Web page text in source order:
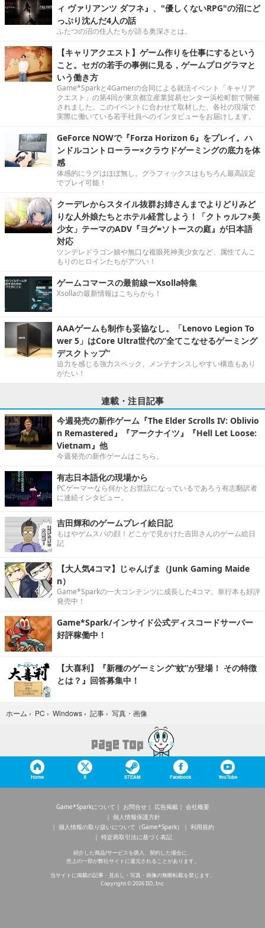
ィ ヴァリアンツ ダフネ』、"優しくないRPG"の沼にど
っぷり沈んだ4人の話
ふたつの沼の住人たちが語る奥深さとは。
【キャリアクエスト】ゲーム作りを仕事にするという
こと。セガの若手の事例に見る，ゲームプログラマと
いう働き方
Game*Sparkと4Gamerの合同による就活イベント「キャリア
クエスト」の第4回が東京都立産業貿易センター浜松町館で開催
されました。このイベントに合わせて取材した、各社の現場で
実際に働いている若手社員へのインタビューをお届けします。
GeForce NOWで『Forza Horizon 6』をプレイ。ハ
ンドルコントローラー×クラウドゲーミングの底力を体
感
体感的にラグはほぼ無し。グラフィックスはもちろん最高設定
でプレイ可能！
クーデレからスタイル抜群お姉さんまでよりどりみど
りな人外娘たちとホテル経営しよう！「クトゥルフ×美
少女」テーマのADV『ヨグ=ソトースの庭』が日本語
対応
ツンデレドラゴン娘や無口な複眼死神美少女など、属性てんこ
もりのヒロインたちがアツい！
ゲームコマースの最前線ーXsolla特集
Xsollaの最新情報はこちらから！
AAAゲームも制作も妥協なし。「Lenovo Legion To
wer 5」はCore Ultra世代の“全てこなせるゲーミング
デスクトップ”
迫力を感じる強力スペック。メンテナンスしやすい構造もあり
がたい！
連載・注目記事
今週発売の新作ゲーム『The Elder Scrolls IV: Oblivio
n Remastered』『アークナイツ』『Hell Let Loose:
Vietnam』他
今週発売の新作ゲームはこちら。
有志日本語化の現場から
PCゲーマーなら何かとお世話になっているであろう有志翻訳者
に連続インタビュー。
吉田輝和のゲームプレイ絵日記
もはやゲムスパの顔！どこかで見かけた吉田さんのゲーム絵日
記
【大人気4コマ】じゃんげま（Junk Gaming Maide
n）
Game*Sparkの一大コンテンツに成長した4コマ。単行本も好評
発売中！
Game*Spark/インサイド公式ディスコードサーバー
好評稼働中！
【大喜利】『新種のゲーミング“蚊”が登場！ その特徴
とは？』回答募集中！
ホーム › PC › Windows › 記事 › 写真・画像
Home X STEAM Facebook YouTube
Game*Sparkについて お問合せ 広告掲載
会社概要
個人情報保護方針
個人情報の取り扱いについて（Game*Spark）
利用規約
特定商取引法に基づく表記
紹介した商品/サービスを購入、契約した場合に、
売上の一部が弊社サイトに還元されることがあります。
当サイトに掲載の記事・見出し・写真・画像の無断転載を禁じます。
Copyright © 2026 IID, Inc.